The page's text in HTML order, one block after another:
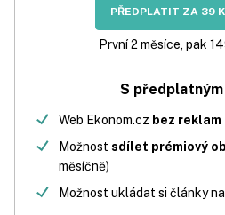
PŘEDPLATIT ZA 39
První 2 měsíce, pak
S
Web Ekonom.cz bez reklam
Možnost sdílet prémiový
měsíčně)
Možnost ukládat si články